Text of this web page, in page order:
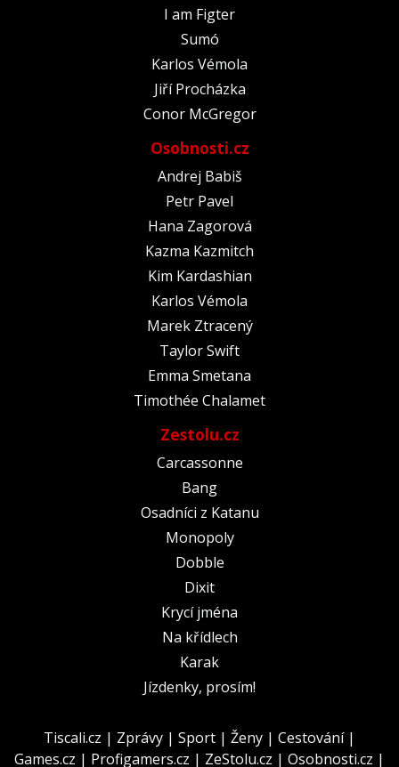
I am Figter
Sumó
Karlos Vémola
Jiří Procházka
Conor McGregor
Osobnosti.cz
Andrej Babiš
Petr Pavel
Hana Zagorová
Kazma Kazmitch
Kim Kardashian
Karlos Vémola
Marek Ztracený
Taylor Swift
Emma Smetana
Timothée Chalamet
Zestolu.cz
Carcassonne
Bang
Osadníci z Katanu
Monopoly
Dobble
Dixit
Krycí jména
Na křídlech
Karak
Jízdenky, prosím!
Tiscali.cz | Zprávy | Sport | Ženy | Cestování|
Games.cz | Profigamers.cz | ZeStolu.cz | Osobnosti.cz |